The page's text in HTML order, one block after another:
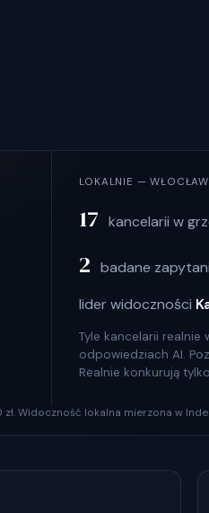
LOKALNIE —
17 kancelarii w
2 badane
lider widoczności
Tyle kancelarii
odpowiedziach AI.
Realnie konkurują
Widoczność lokalna mierzona w